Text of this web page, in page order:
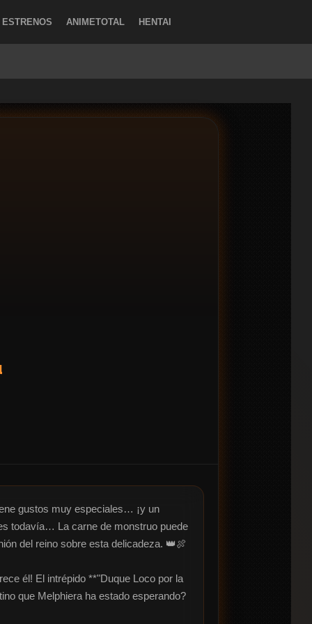
ESTRENOS ANIMETOTAL HENTAI
gustos muy especiales… ¡y un
todavía… La carne de monstruo puede
del reino sobre esta delicadeza. 👑🍖
él! El intrépido **"Duque Loco por la
que Melphiera ha estado esperando?